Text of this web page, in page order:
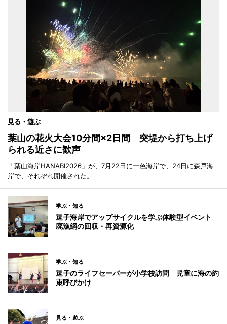
見る・遊ぶ
葉山の花火大会10分間×2日間 突堤から打ち上げ
られる近さに歓声
「葉山海岸HANABI2026」が、7月22日に一色海岸で、24日に森戸海
岸で、それぞれ開催された。
学ぶ・知る
逗子海岸でアップサイクルを学ぶ体験型イベント
廃漁網の回収・再資源化
学ぶ・知る
逗子のライフセーバーが小学校訪問 児童に海の約
束呼びかけ
見る・遊ぶ